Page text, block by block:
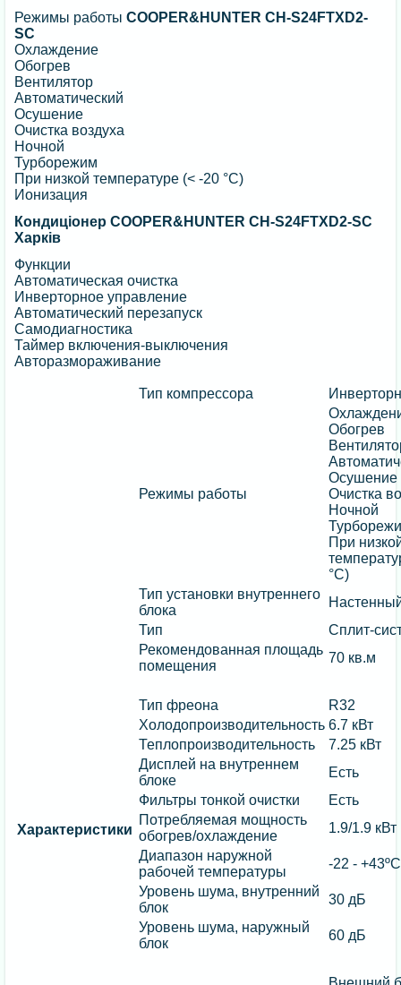
Режимы работыCOOPER&HUNTER CH-S24FTXD2-
SC
Охлаждение
Обогрев
Вентилятор
Автоматический
Осушение
Очистка воздуха
Ночной
Турборежим
При низкой температуре (< -20 °C)
Ионизация
Кондиціонер COOPER&HUNTER CH-S24FTXD2-SC
Харків
Функции
Автоматическая очистка
Инверторное управление
Автоматический перезапуск
Cамодиагностика
Таймер включения-выключения
Авторазмораживание
Характеристики
Тип компрессора
Режимы работы
Обогрев
Осушение
Очистка
Ночной
При
°C)
Тип установки внутреннего
блока
Тип
Сплит-
Рекомендованная площадь
помещения
70 кв.м
Тип фреона
R32
Холодопроизводительность 6.7 кВт
Теплопроизводительность
7.25 кВт
Дисплей на внутреннем
блоке
Есть
Фильтры тонкой очистки
Есть
Потребляемая мощность
обогрев/охлаждение
1.9/1.9 кВт
Диапазон наружной
рабочей температуры
-22 - +43ºС
Уровень шума, внутренний
блок
30 дБ
Уровень шума, наружный
блок
60 дБ